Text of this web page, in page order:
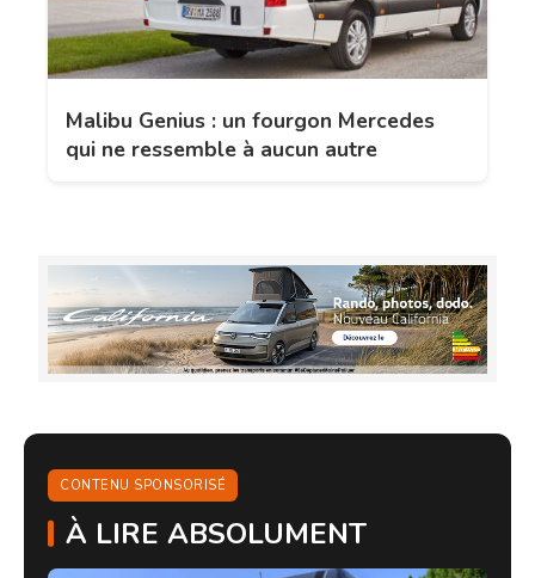
Malibu Genius : un fourgon Mercedes
qui ne ressemble à aucun autre
CONTENU SPONSORISÉ
À LIRE ABSOLUMENT